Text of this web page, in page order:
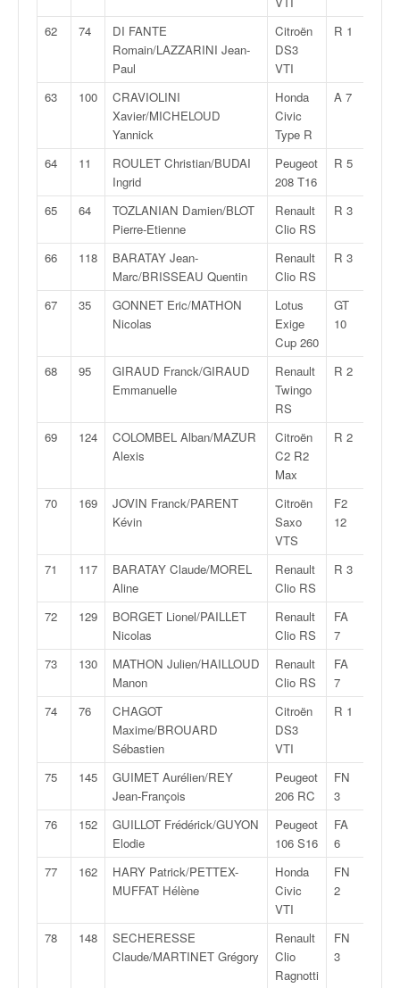
62 74
DI FANTE
Romain/LAZZARINI Jean-
Paul
Citroën
DS3
VTI
R 1
63 100
CRAVIOLINI
Xavier/MICHELOUD
Yannick
Honda
Civic
Type R
A 7
64 11
ROULET Christian/BUDAI
Ingrid
Peugeot
208 T16
R 5
65 64
TOZLANIAN Damien/BLOT
Pierre-Etienne
Renault
Clio RS
R 3
66 118
BARATAY Jean-
Marc/BRISSEAU Quentin
Renault
Clio RS
R 3
67 35
GONNET Eric/MATHON
Nicolas
Lotus
Exige
Cup 260
GT
10
68 95
GIRAUD Franck/GIRAUD
Emmanuelle
Renault
Twingo
RS
R 2
69 124
COLOMBEL Alban/MAZUR
Alexis
Citroën
C2 R2
Max
R 2
70 169
JOVIN Franck/PARENT
Kévin
Citroën
Saxo
VTS
F2
12
71 117
BARATAY Claude/MOREL
Aline
Renault
Clio RS
R 3
72 129
BORGET Lionel/PAILLET
Nicolas
Renault
Clio RS
FA
7
73 130
MATHON Julien/HAILLOUD
Manon
Renault
Clio RS
FA
7
74 76
CHAGOT
Maxime/BROUARD
Sébastien
Citroën
DS3
VTI
R 1
75 145
GUIMET Aurélien/REY
Jean-François
Peugeot
206 RC
FN
3
76 152
GUILLOT Frédérick/GUYON
Elodie
Peugeot
106 S16
FA
6
77 162
HARY Patrick/PETTEX-
MUFFAT Hélène
Honda
Civic
VTI
FN
2
78 148
SECHERESSE
Claude/MARTINET Grégory
Renault
Clio
Ragnotti
FN
3